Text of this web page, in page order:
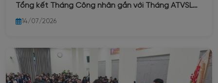
Tổng kết Tháng Công nhân gắn với Tháng ATVSLĐ
- PCCN - Biểu dương gia đình tiêu biểu cấp Công ty
- Kỷ niệm 97 năm ngày thành lập Công đoàn Việt
14/07/2026